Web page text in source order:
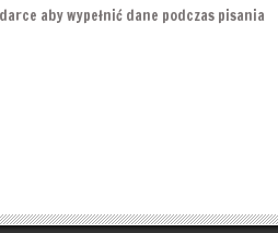
aby wypełnić dane podczas pisania